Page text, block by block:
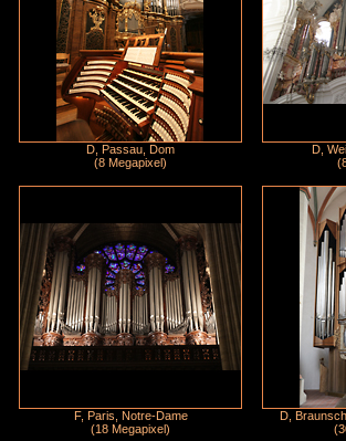
D, Passau, Dom
(8 Megapixel)
D,
F, Paris, Notre-Dame
(18 Megapixel)
D,